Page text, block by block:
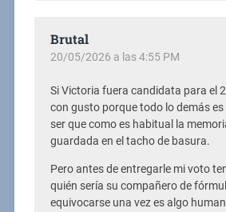
Brutal
20/05/2026 a las 4:55 PM
Si Victoria fuera candidata para el
con gusto porque todo lo demás
ser que como es habitual la
guardada en el tacho de basura.
Pero antes de entregarle mi voto
quién sería su compañero de
equivocarse una vez es algo